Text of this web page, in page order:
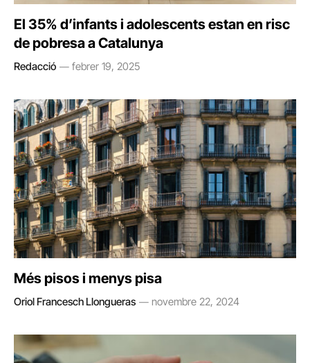
El 35% d’infants i adolescents estan en risc
de pobresa a Catalunya
Redacció febrer 19, 2025
Més pisos i menys pisa
Oriol Francesch Llongueras novembre 22, 2024